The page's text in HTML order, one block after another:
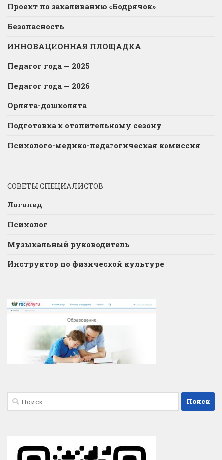
Проект по закаливанию «Бодрячок»
Безопасность
ИННОВАЦИОННАЯ ПЛОЩАДКА
Педагог года — 2025
Педагог года — 2026
Орлята-дошколята
Подготовка к отопительному сезону
Психолого-медико-педагогическая комиссия
СОВЕТЫ СПЕЦИАЛИСТОВ
Логопед
Психолог
Музыкальный руководитель
Инструктор по физической культуре
Найти: